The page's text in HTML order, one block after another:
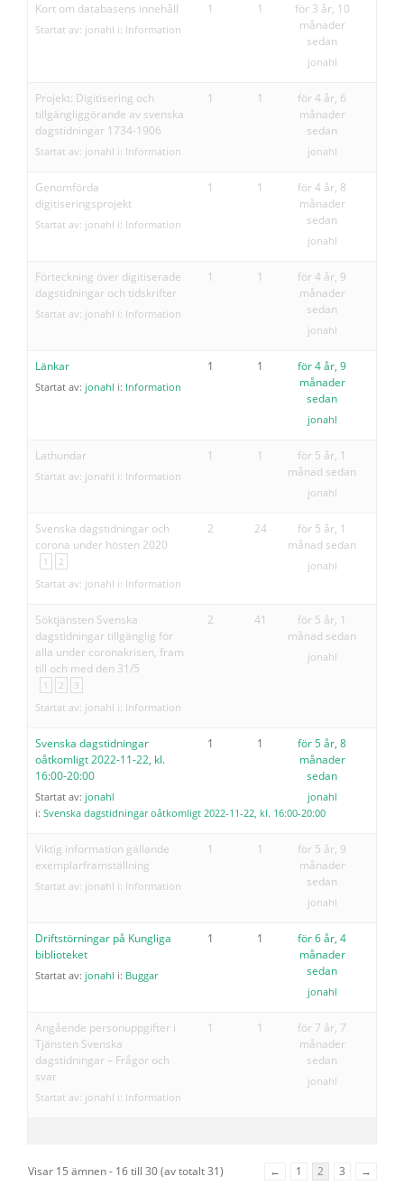
Kort om databasens innehåll
Startat av: jonahl i: Information
1 1
för 3 år, 10
månader
sedan
jonahl
Projekt: Digitisering och
tillgängliggörande av svenska
dagstidningar 1734-1906
Startat av: jonahl i: Information
1 1
för 4 år, 6
månader
sedan
jonahl
Genomförda
digitiseringsprojekt
Startat av: jonahl i: Information
1 1
för 4 år, 8
månader
sedan
jonahl
Förteckning över digitiserade
dagstidningar och tidskrifter
Startat av: jonahl i: Information
1 1
för 4 år, 9
månader
sedan
jonahl
Länkar
Startat av: jonahl i: Information
1 1
för 4 år, 9
månader
sedan
jonahl
Lathundar
Startat av: jonahl i: Information
1 1
för 5 år, 1
månad sedan
jonahl
Svenska dagstidningar och
corona under hösten 2020
1 2
Startat av: jonahl i: Information
2 24
för 5 år, 1
månad sedan
jonahl
Söktjänsten Svenska
dagstidningar tillgänglig för
alla under coronakrisen, fram
till och med den 31/5
1 2 3
Startat av: jonahl i: Information
2 41
för 5 år, 1
månad sedan
jonahl
Svenska dagstidningar
oåtkomligt 2022-11-22, kl.
16:00-20:00
Startat av: jonahl
i: Svenska dagstidningar oåtkomligt 2022-11-22, kl. 16:00-20:00
1 1
för 5 år, 8
månader
sedan
jonahl
Viktig information gällande
exemplarframställning
Startat av: jonahl i: Information
1 1
för 5 år, 9
månader
sedan
jonahl
Driftstörningar på Kungliga
biblioteket
Startat av: jonahl i: Buggar
1 1
för 6 år, 4
månader
sedan
jonahl
Angående personuppgifter i
Tjänsten Svenska
dagstidningar – Frågor och
svar
Startat av: jonahl i: Information
1 1
för 7 år, 7
månader
sedan
jonahl
Visar 15 ämnen - 16 till 30 (av totalt 31) ← 1 2 3 →